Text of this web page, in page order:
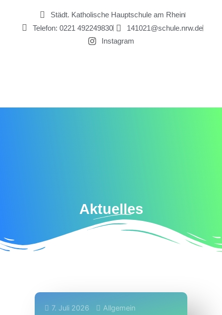
springen
Städt. Katholische Hauptschule am Rhein
Telefon: 0221 492249830
141021@schule.nrw.de
Instagram
Aktuelles
7. Juli 2026 Allgemein